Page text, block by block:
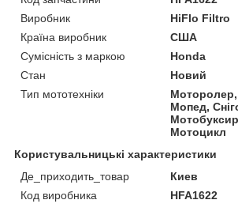
Виробник
HiFlo Filtro
Країна виробник
США
Сумісність з маркою
Honda
Стан
Новий
Тип мототехніки
Мопед,
Мотоцикл
Користувальницькі характеристики
Де_приходить_товар
Киев
Код виробника
HFA1622